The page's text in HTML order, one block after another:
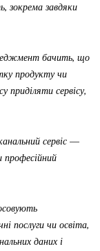
зокрема завдяки
бачить, що
продукту чи
приділяти сервісу,
сервіс —
послуги чи освіта,
даних і